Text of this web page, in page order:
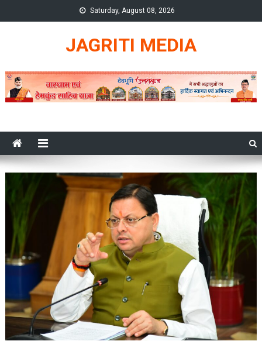
to
Saturday, August 08, 2026
JAGRITI MEDIA